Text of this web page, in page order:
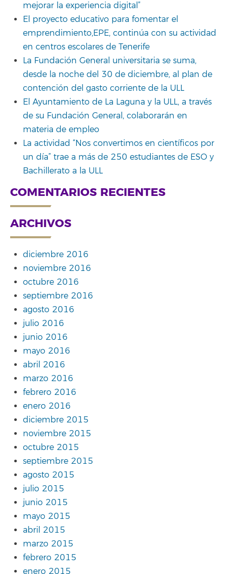
mejorar la experiencia digital”
El proyecto educativo para fomentar el
emprendimiento,EPE, continúa con su actividad
en centros escolares de Tenerife
La Fundación General universitaria se suma,
desde la noche del 30 de diciembre, al plan de
contención del gasto corriente de la ULL
El Ayuntamiento de La Laguna y la ULL, a través
de su Fundación General, colaborarán en
materia de empleo
La actividad “Nos convertimos en científicos por
un día” trae a más de 250 estudiantes de ESO y
Bachillerato a la ULL
COMENTARIOS RECIENTES
ARCHIVOS
diciembre 2016
noviembre 2016
octubre 2016
septiembre 2016
agosto 2016
julio 2016
junio 2016
mayo 2016
abril 2016
marzo 2016
febrero 2016
enero 2016
diciembre 2015
noviembre 2015
octubre 2015
septiembre 2015
agosto 2015
julio 2015
junio 2015
mayo 2015
abril 2015
marzo 2015
febrero 2015
enero 2015